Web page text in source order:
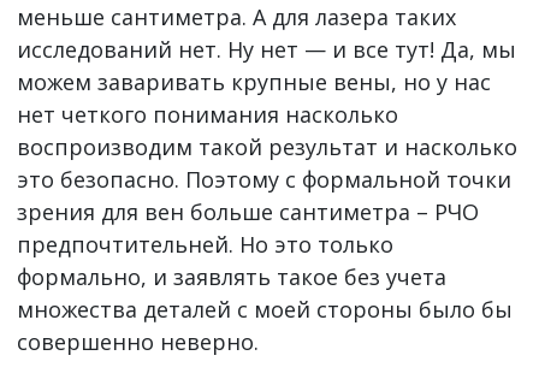
меньше сантиметра. А для лазера таких
исследований нет. Ну нет — и все тут! Да, мы
можем заваривать крупные вены, но у нас
нет четкого понимания насколько
воспроизводим такой результат и насколько
это безопасно. Поэтому с формальной точки
зрения для вен больше сантиметра – РЧО
предпочтительней. Но это только
формально, и заявлять такое без учета
множества деталей с моей стороны было бы
совершенно неверно.